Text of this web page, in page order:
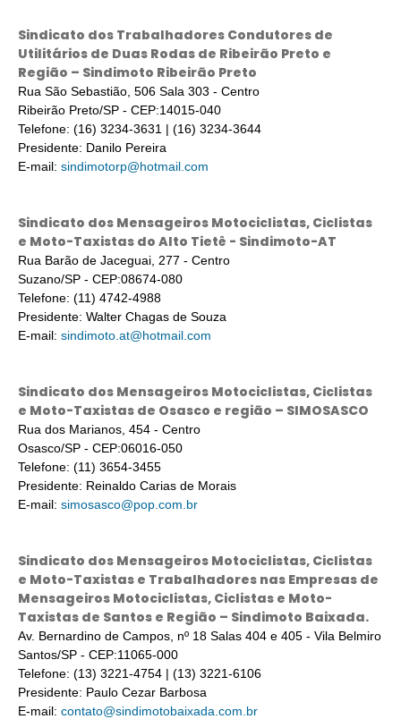
Sindicato dos Trabalhadores Condutores de
Utilitários de Duas Rodas de Ribeirão Preto e
Região – Sindimoto Ribeirão Preto
Rua São Sebastião, 506 Sala 303 - Centro
Ribeirão Preto/SP - CEP:14015-040
Telefone: (16) 3234-3631 | (16) 3234-3644
Presidente: Danilo Pereira
E-mail: sindimotorp@hotmail.com
Sindicato dos Mensageiros Motociclistas, Ciclistas
e Moto-Taxistas do Alto Tietê - Sindimoto-AT
Rua Barão de Jaceguai, 277 - Centro
Suzano/SP - CEP:08674-080
Telefone: (11) 4742-4988
Presidente: Walter Chagas de Souza
E-mail: sindimoto.at@hotmail.com
Sindicato dos Mensageiros Motociclistas, Ciclistas
e Moto-Taxistas de Osasco e região – SIMOSASCO
Rua dos Marianos, 454 - Centro
Osasco/SP - CEP:06016-050
Telefone: (11) 3654-3455
Presidente: Reinaldo Carias de Morais
E-mail: simosasco@pop.com.br
Sindicato dos Mensageiros Motociclistas, Ciclistas
e Moto-Taxistas e Trabalhadores nas Empresas de
Mensageiros Motociclistas, Ciclistas e Moto-
Taxistas de Santos e Região – Sindimoto Baixada.
Av. Bernardino de Campos, nº 18 Salas 404 e 405 - Vila Belmiro
Santos/SP - CEP:11065-000
Telefone: (13) 3221-4754 | (13) 3221-6106
Presidente: Paulo Cezar Barbosa
E-mail: contato@sindimotobaixada.com.br